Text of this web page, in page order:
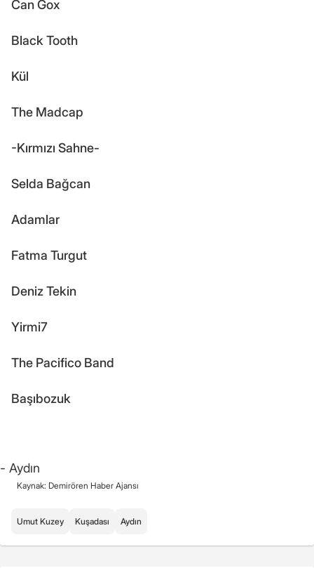
Can Gox
Black Tooth
Kül
The Madcap
-Kırmızı Sahne-
Selda Bağcan
Adamlar
Fatma Turgut
Deniz Tekin
Yirmi7
The Pacifico Band
Başıbozuk
- Aydın
Kaynak: Demirören Haber Ajansı
Umut Kuzey Kuşadası Aydın